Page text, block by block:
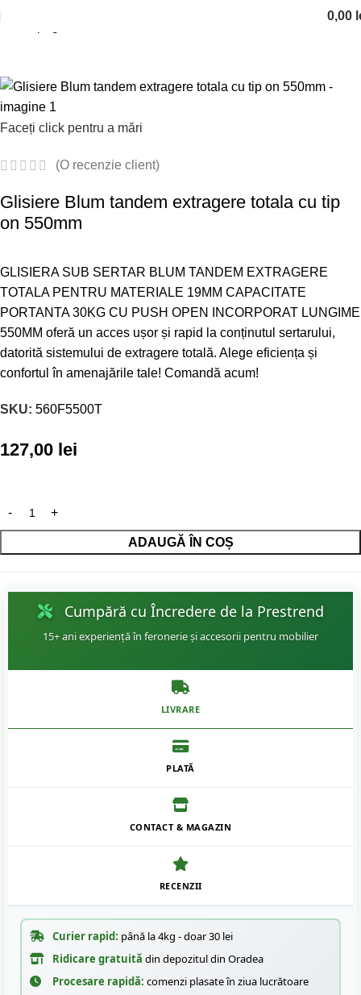
0,00
Faceți click pentru a mări
(O recenzie client)
Glisiere Blum tandem extragere totala cu tip
on 550mm
GLISIERA SUB SERTAR BLUM TANDEM EXTRAGERE
TOTALA PENTRU MATERIALE 19MM CAPACITATE
PORTANTA 30KG CU PUSH OPEN INCORPORAT LUNGIME
550MM oferă un acces ușor și rapid la conținutul sertarului,
datorită sistemului de extragere totală. Alege eficiența și
confortul în amenajările tale! Comandă acum!
SKU: 560F5500T
127,00 lei
ADAUGĂ ÎN COȘ
Cumpără cu Încredere de la Prestrend
15+ ani experiență în feronerie și accesorii pentru mobilier
LIVRARE
PLATĂ
CONTACT & MAGAZIN
RECENZII
Curier rapid: până la 4kg - doar 30 lei
Ridicare gratuită din depozitul din Oradea
Procesare rapidă: comenzi plasate în ziua lucrătoare